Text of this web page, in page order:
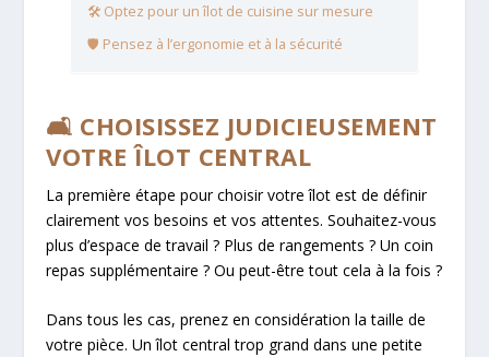
🛠️ Optez pour un îlot de cuisine sur mesure
🛡️ Pensez à l’ergonomie et à la sécurité
🛋️ CHOISISSEZ JUDICIEUSEMENT
VOTRE ÎLOT CENTRAL
La première étape pour choisir votre îlot est de définir
clairement vos besoins et vos attentes. Souhaitez-vous
plus d’espace de travail ? Plus de rangements ? Un coin
repas supplémentaire ? Ou peut-être tout cela à la fois ?
Dans tous les cas, prenez en considération la taille de
votre pièce. Un îlot central trop grand dans une petite